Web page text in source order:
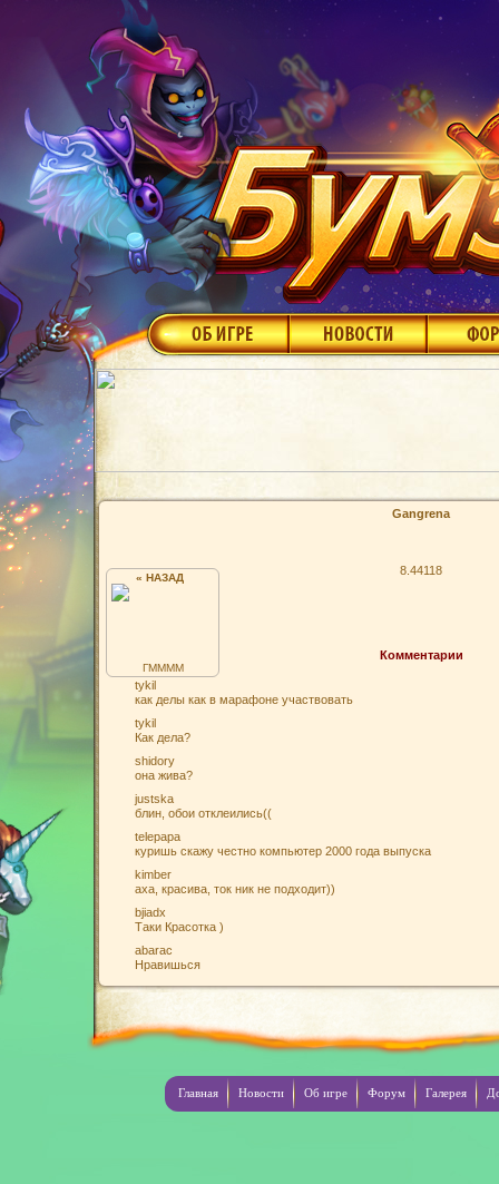
Gangrena
8.44118
Комментарии
tykil
как делы как в марафоне участвовать
tykil
Как дела?
shidory
она жива?
justska
блин, обои отклеились((
telepapa
куришь скажу честно компьютер 2000 года выпуска
kimber
аха, красива, ток ник не подходит))
bjiadx
Таки Красотка )
abarac
Нравишься
« НАЗАД
ГММММ
Главная Новости Об игре Форум Галерея